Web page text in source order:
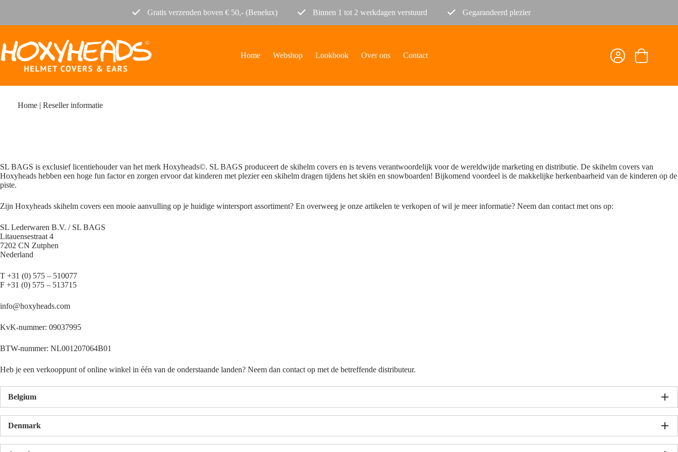
Gratis verzenden boven € 50,- (Benelux) Binnen 1 tot 2 werkdagen verstuurd Gegarandeerd plezier
Home Webshop Lookbook Over ons Contact Winkelwagen
Home | Reseller informatie
SL BAGS is exclusief licentiehouder van het merk Hoxyheads©. SL BAGS produceert de skihelm covers en is tevens verantwoordelijk voor de wereldwijde marketing en distributie. De skihelm covers van
Hoxyheads hebben een hoge fun factor en zorgen ervoor dat kinderen met plezier een skihelm dragen tijdens het skiën en snowboarden! Bijkomend voordeel is de makkelijke herkenbaarheid van de kinderen op de
piste.
Zijn Hoxyheads skihelm covers een mooie aanvulling op je huidige wintersport assortiment? En overweeg je onze artikelen te verkopen of wil je meer informatie? Neem dan contact met ons op:
SL Lederwaren B.V. / SL BAGS
Litauensestraat 4
7202 CN Zutphen
Nederland
T +31 (0) 575 – 510077
F +31 (0) 575 – 513715
info@hoxyheads.com
KvK-nummer: 09037995
BTW-nummer: NL001207064B01
Heb je een verkooppunt of online winkel in één van de onderstaande landen? Neem dan contact op met de betreffende distributeur.
Belgium
Denmark